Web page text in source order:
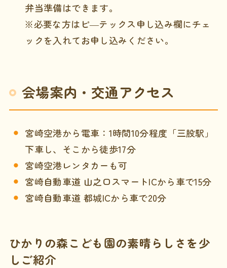
弁当準備はできます。
※必要な方はピ―テックス申し込み欄にチェ
ックを入れてお申し込みください。
会場案内・交通アクセス
宮崎空港から電車：1時間10分程度「三股駅」
下車し、そこから徒歩17分
宮崎空港レンタカーも可
宮崎自動車道 山之口スマートICから車で15分
宮崎自動車道 都城ICから車で20分
ひかりの森こども園の素晴らしさを少
しご紹介